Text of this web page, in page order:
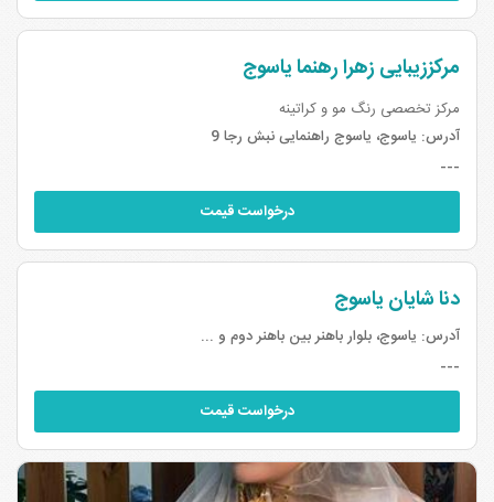
مرکززیبایی زهرا رهنما یاسوج
مرکز تخصصی رنگ مو و کراتینه
آدرس: یاسوج، یاسوج راهنمایی نبش رجا 9
---
درخواست قیمت
دنا شایان یاسوج
آدرس: یاسوج، بلوار باهنر بین باهنر دوم و ...
---
درخواست قیمت